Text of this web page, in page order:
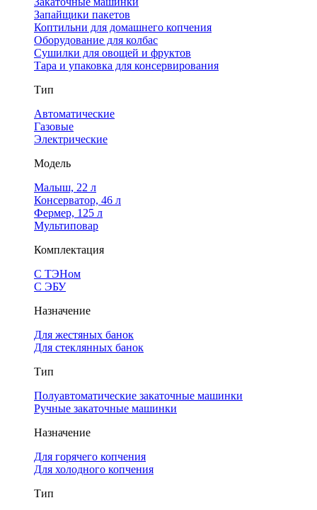
Запайщики пакетов
Коптильни для домашнего копчения
Оборудование для колбас
Сушилки для овощей и фруктов
Тара и упаковка для консервирования
Тип
Автоматические
Газовые
Электрические
Модель
Малыш, 22 л
Консерватор, 46 л
Фермер, 125 л
Мультиповар
Комплектация
С ТЭНом
С ЭБУ
Назначение
Для жестяных банок
Для стеклянных банок
Тип
Полуавтоматические закаточные машинки
Ручные закаточные машинки
Назначение
Для горячего копчения
Для холодного копчения
Тип